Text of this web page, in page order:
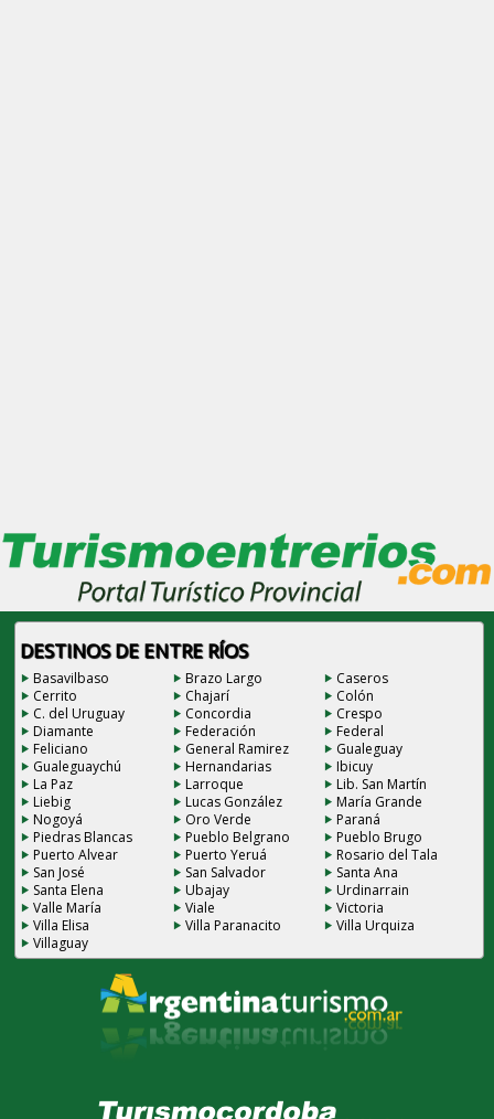
DESTINOS DE ENTRE RÍOS
Basavilbaso Brazo Largo
Caseros
Cerrito
Chajarí
Colón
C. del Uruguay
Concordia
Crespo
Diamante
Federación
Federal
Feliciano
General Ramirez
Gualeguay
Gualeguaychú
Hernandarias
Ibicuy
La Paz
Larroque
Lib. San Martín
Liebig
Lucas González
María Grande
Nogoyá
Oro Verde
Paraná
Piedras Blancas
Pueblo Belgrano
Pueblo Brugo
Puerto Alvear
Puerto Yeruá
Rosario del Tala
San José
San Salvador
Santa Ana
Santa Elena
Ubajay
Urdinarrain
Valle María
Viale
Victoria
Villa Elisa
Villa Paranacito
Villa Urquiza
Villaguay